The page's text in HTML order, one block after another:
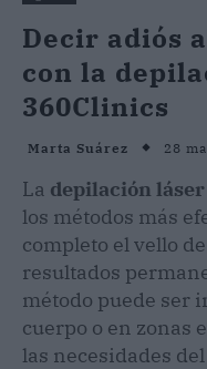
Decir adiós
con la
360Clinics
Marta Suárez 28
La depilación láser
los métodos más
completo el vello
resultados
método puede ser
cuerpo o en zonas
las necesidades